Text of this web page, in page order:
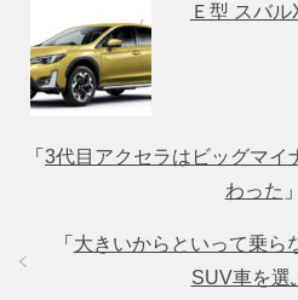
Ｅ型 スバ
「 3代目アクセラはビッグマイ
わった 」
「 大きいからといって乗ら
SUV車を選